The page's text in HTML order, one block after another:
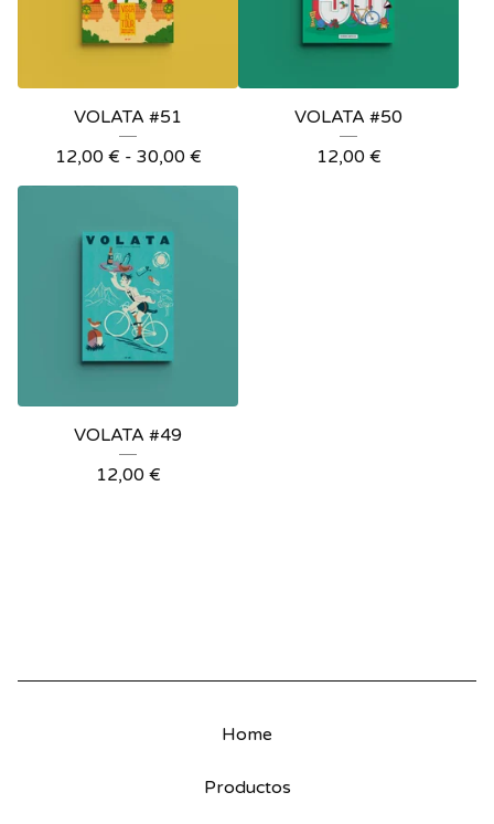
VOLATA #51
12,00 € - 30,00 €
VOLATA #50
12,00 €
VOLATA #49
12,00 €
Home
Productos